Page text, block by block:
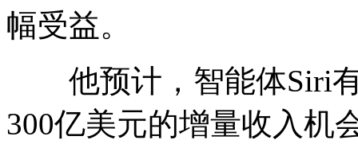
幅受益。
他预计，智能体Siri有
300亿美元的增量收入机